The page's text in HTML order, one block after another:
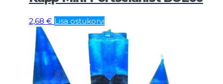
2,68 € Lisa ostukorvi